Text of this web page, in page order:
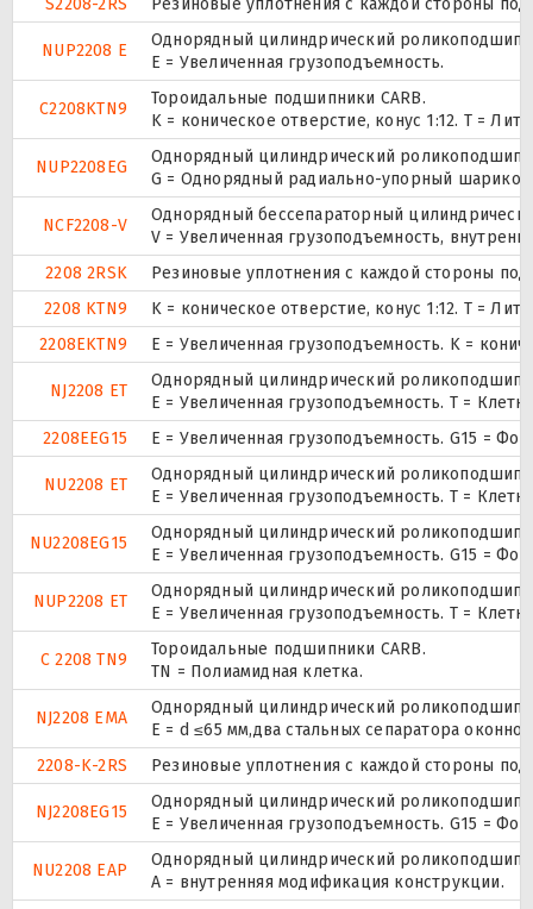
NUP2208 E
Однорядный цилиндрический
Е = Увеличенная грузоподъемность.
C2208KTN9
Тороидальные подшипники CARB.
K = коническое отверстие, конус 1:12. T =
NUP2208EG
Однорядный цилиндрический
G = Однорядный радиально-упорный
NCF2208-V
Однорядный бессепараторный
V = Увеличенная грузоподъемность,
2208 2RSK
Резиновые уплотнения с каждой стороны
2208 KTN9
K = коническое отверстие, конус 1:12. T =
2208EKTN9
E = Увеличенная грузоподъемность. K =
NJ2208 ET
Однорядный цилиндрический
E = Увеличенная грузоподъемность. T =
2208EEG15
E = Увеличенная грузоподъемность. G15 =
NU2208 ET
Однорядный цилиндрический
E = Увеличенная грузоподъемность. T =
NU2208EG15
Однорядный цилиндрический
E = Увеличенная грузоподъемность. G15 =
NUP2208 ET
Однорядный цилиндрический
E = Увеличенная грузоподъемность. T =
C 2208 TN9
Тороидальные подшипники CARB.
TN = Полиамидная клетка.
NJ2208 EMA
Однорядный цилиндрический
E = d ≤65 мм,два стальных сепаратора
2208-K-2RS
Резиновые уплотнения с каждой стороны
NJ2208EG15
Однорядный цилиндрический
E = Увеличенная грузоподъемность. G15 =
NU2208 EAP
Однорядный цилиндрический
A = внутренняя модификация конструкции.